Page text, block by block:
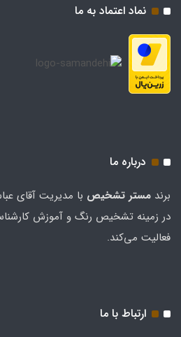
نماد اعتماد به ما
درباره ما
برند مستر تشخيص
در زمینه تشخیص رنگ و آموزش
فعالیت می‌کند.
ارتباط با ما